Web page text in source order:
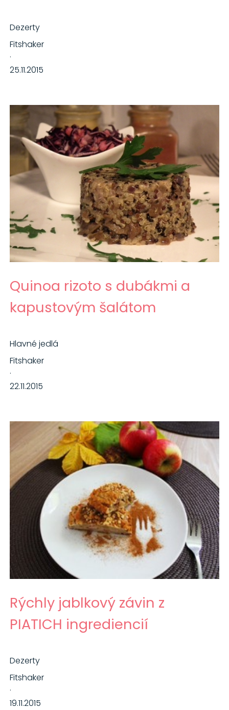
Dezerty
Fitshaker
·
25.11.2015
Quinoa rizoto s dubákmi a
kapustovým šalátom
Hlavné jedlá
Fitshaker
·
22.11.2015
Rýchly jablkový závin z
PIATICH ingrediencií
Dezerty
Fitshaker
·
19.11.2015